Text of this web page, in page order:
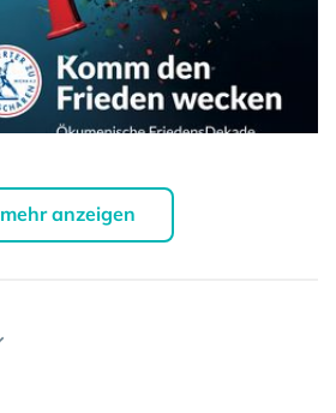
mehr anzeigen